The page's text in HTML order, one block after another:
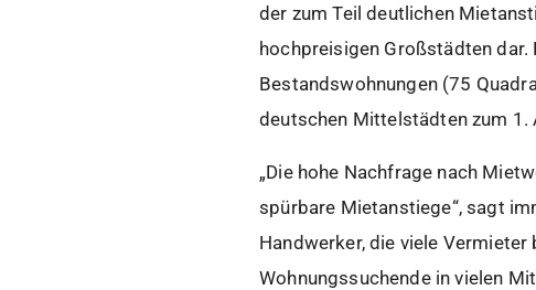
der zum Teil deutlichen
hochpreisigen Großstädten
Bestandswohnungen (75
deutschen Mittelstädten zum 1.
„Die hohe Nachfrage nach
spürbare Mietanstiege“, sagt
Handwerker, die viele
Wohnungssuchende in vielen